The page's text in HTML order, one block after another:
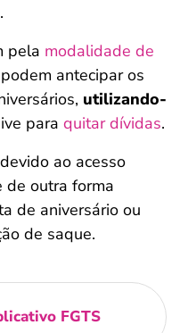
.
pela modalidade de
antecipar os
utilizando-
para quitar dívidas.
ao acesso
de outra forma
de aniversário ou
de saque.
FGTS